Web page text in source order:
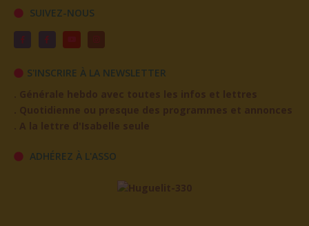
SUIVEZ-NOUS
S'INSCRIRE À LA NEWSLETTER
ADHÉREZ À L'ASSO